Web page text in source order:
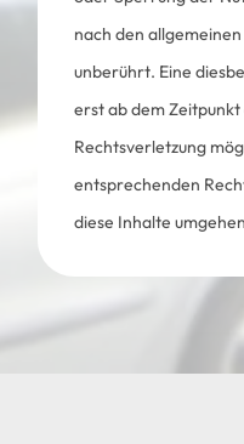
nach den
unberührt. Eine
erst ab dem
Rechtsverletzung
entsprechenden
diese Inhalte